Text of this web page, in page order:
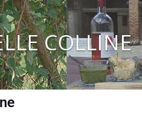
COLLINE